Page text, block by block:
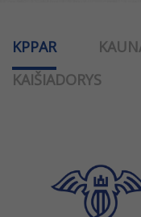
KPPAR
KAIŠIADORYS